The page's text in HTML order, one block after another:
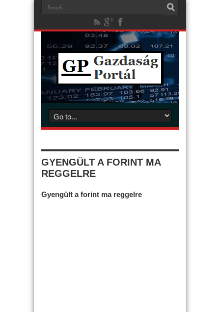
GYENGÜLT A FORINT MA
REGGELRE
Gyengült a forint ma reggelre